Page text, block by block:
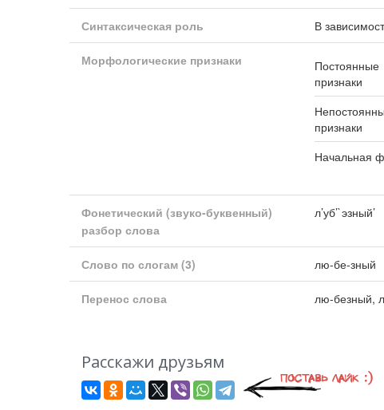
Синтаксическая роль В
Морфологические признаки
Постоянные
признаки
признаки
Начальная
Фонетический (звуко-буквенный)
разбор слова
л’уб’`эзный’
Слово по слогам (3) лю-бе-зный
Перенос слова лю-безный,
Расскажи друзьям